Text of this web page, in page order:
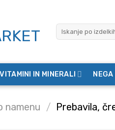
VITAMINI IN MINERALI NEGA
namenu / Prebavila,